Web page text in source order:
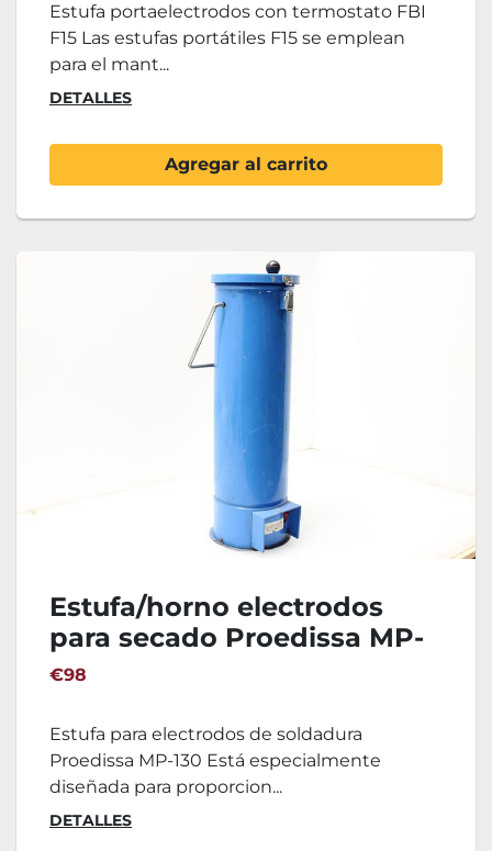
Estufa portaelectrodos con termostato FBI
F15 Las estufas portátiles F15 se emplean
para el mant...
DETALLES
Agregar al carrito
Estufa/horno electrodos
para secado Proedissa MP-
130
€98
Estufa para electrodos de soldadura
Proedissa MP-130 Está especialmente
diseñada para proporcion...
DETALLES